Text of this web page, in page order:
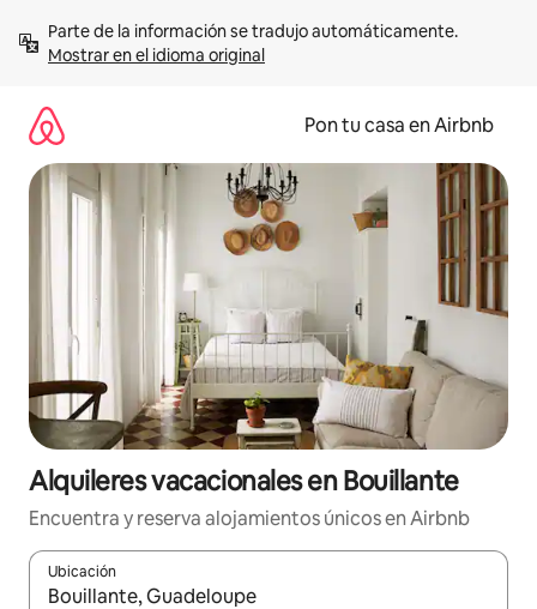
contenidoMostrar en el idioma original
Pon tu casa en Airbnb
Alquileres vacacionales en Bouillante
Encuentra y reserva alojamientos únicos en Airbnb
Ubicación
Cuando los resultados estén disponibles, navega con las